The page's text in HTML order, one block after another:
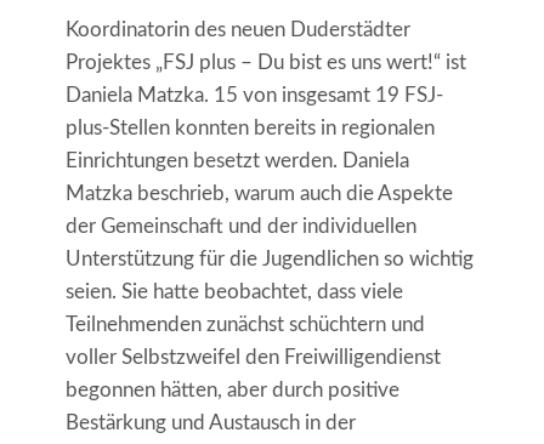
Koordinatorin des neuen Duderstädter
Projektes „FSJ plus – Du bist es uns wert!“ ist
Daniela Matzka. 15 von insgesamt 19 FSJ-
plus-Stellen konnten bereits in regionalen
Einrichtungen besetzt werden. Daniela
Matzka beschrieb, warum auch die Aspekte
der Gemeinschaft und der individuellen
Unterstützung für die Jugendlichen so wichtig
seien. Sie hatte beobachtet, dass viele
Teilnehmenden zunächst schüchtern und
voller Selbstzweifel den Freiwilligendienst
begonnen hätten, aber durch positive
Bestärkung und Austausch in der